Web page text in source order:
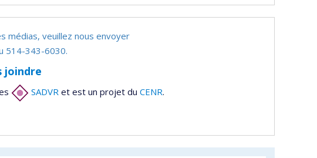
médias, veuillez nous envoyer
514-343-6030.
joindre
SADVR et est un projet du CENR.